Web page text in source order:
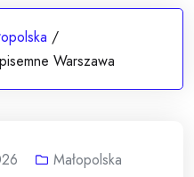
/
Warszawa
Małopolska